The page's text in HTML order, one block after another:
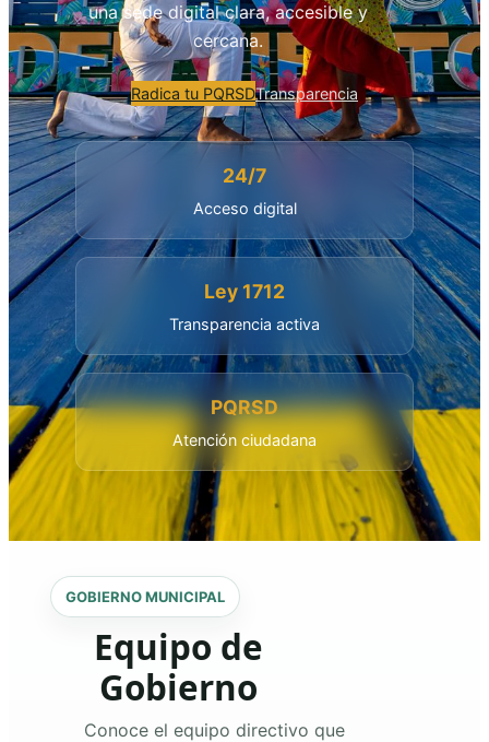
una sede digital clara, accesible y
cercana.
Radica tu PQRSDTransparencia
24/7
Acceso digital
Ley 1712
Transparencia activa
PQRSD
Atención ciudadana
GOBIERNO MUNICIPAL
Equipo de
Gobierno
Conoce el equipo directivo que